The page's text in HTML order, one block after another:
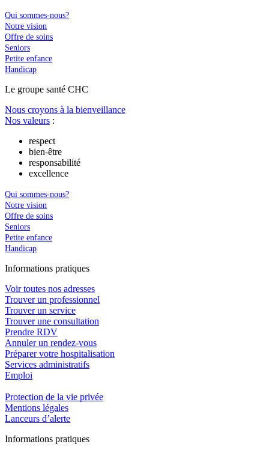
Qui sommes-nous?
Notre vision
Offre de soins
Seniors
Petite enfance
Handicap
Le groupe santé CHC
Nous croyons à la bienveillance
Nos valeurs :
respect
bien-être
responsabilité
excellence
Qui sommes-nous?
Notre vision
Offre de soins
Seniors
Petite enfance
Handicap
Informations pratiques
Voir toutes nos adresses
Trouver un professionnel
Trouver un service
Trouver une consultation
Prendre RDV
Annuler un rendez-vous
Préparer votre hospitalisation
Services administratifs
Emploi​
Protection de la vie privée
Mentions légales
Lanceurs d’alerte
Informations pratiques